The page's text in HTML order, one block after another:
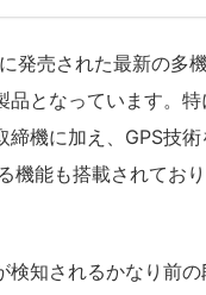
発売された最新の多
となっています。
機に加え、GPS技
機能も搭載されてお
知されるかなり前